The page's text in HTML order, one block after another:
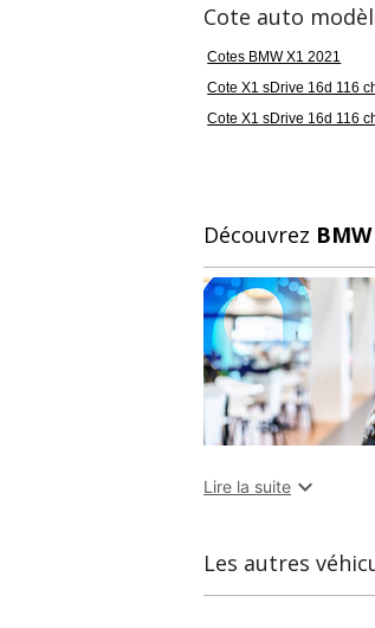
Cote auto
Cotes BMW X1 2021
Cote X1 sDrive 16d 116
Cote X1 sDrive 16d 116
Découvrez
Lire la suite 
Les autres